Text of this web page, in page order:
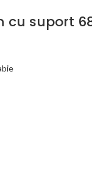
cu suport